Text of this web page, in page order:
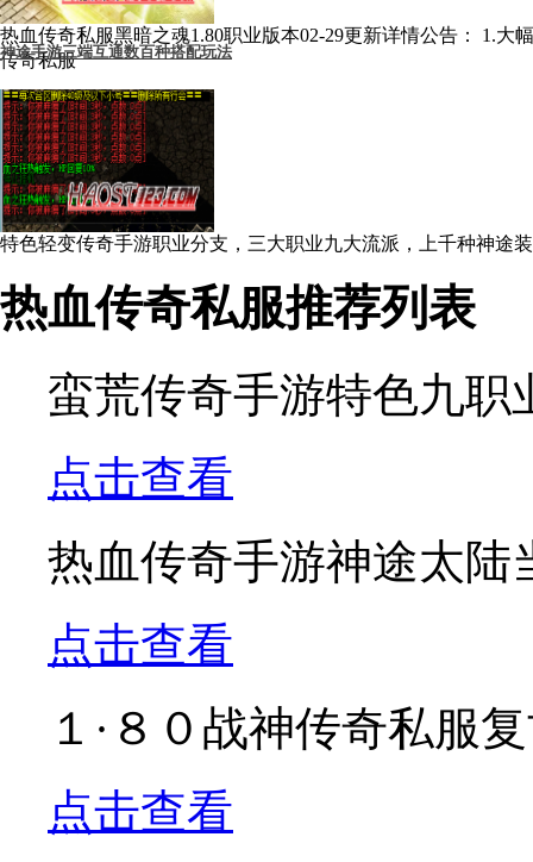
热血传奇私服黑暗之魂1.80职业版本02-29更新详情公告： 1.大
传奇私服
神途手游三端互通数百种搭配玩法
特色轻变传奇手游职业分支，三大职业九大流派，上千种神途
热血传奇私服推荐列表
蛮荒传奇手游特色九职
点击查看
热血传奇手游神途太陆
点击查看
１·８０战神传奇私服
点击查看